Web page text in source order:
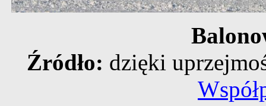
Źródło: dzięki